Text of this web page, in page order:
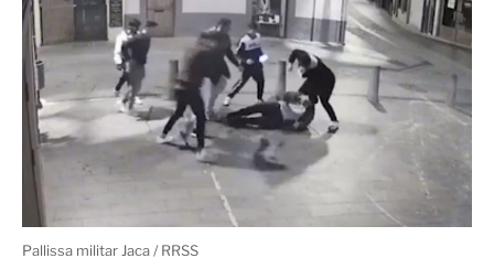
Pallissa militar Jaca / RRSS